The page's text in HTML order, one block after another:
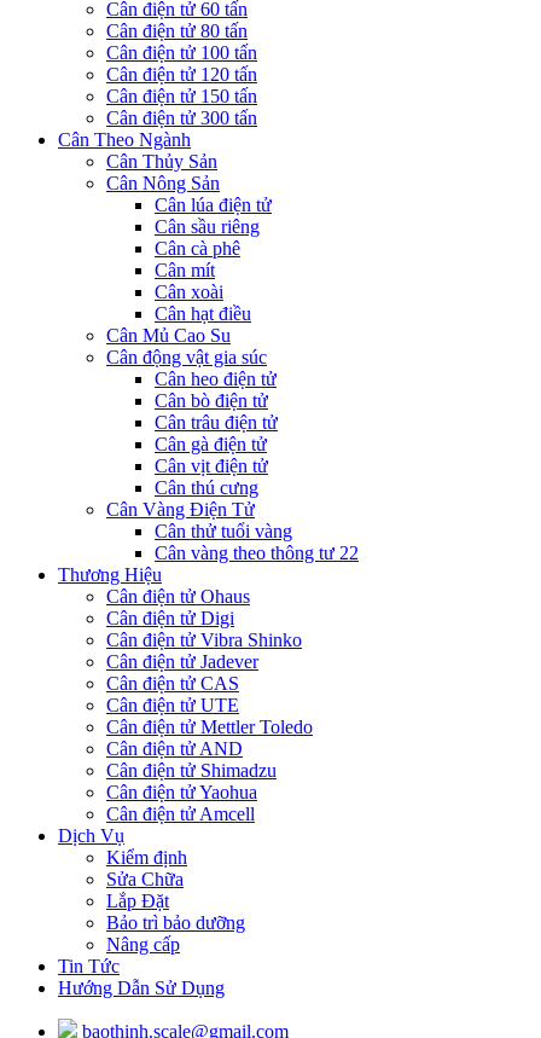
Cân điện tử 60 tấn
Cân điện tử 80 tấn
Cân điện tử 100 tấn
Cân điện tử 120 tấn
Cân điện tử 150 tấn
Cân điện tử 300 tấn
Cân Theo Ngành
Cân Thủy Sản
Cân Nông Sản
Cân lúa điện tử
Cân sầu riêng
Cân cà phê
Cân mít
Cân xoài
Cân hạt điều
Cân Mủ Cao Su
Cân động vật gia súc
Cân heo điện tử
Cân bò điện tử
Cân trâu điện tử
Cân gà điện tử
Cân vịt điện tử
Cân thú cưng
Cân Vàng Điện Tử
Cân thử tuổi vàng
Cân vàng theo thông tư 22
Thương Hiệu
Cân điện tử Ohaus
Cân điện tử Digi
Cân điện tử Vibra Shinko
Cân điện tử Jadever
Cân điện tử CAS
Cân điện tử UTE
Cân điện tử Mettler Toledo
Cân điện tử AND
Cân điện tử Shimadzu
Cân điện tử Yaohua
Cân điện tử Amcell
Dịch Vụ
Kiểm định
Sửa Chữa
Lắp Đặt
Bảo trì bảo dưỡng
Nâng cấp
Tin Tức
Hướng Dẫn Sử Dụng
baothinh.scale@gmail.com